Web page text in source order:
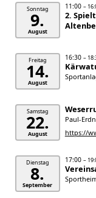
Sonntag
9.
August
11:00 –
2.
Freitag
14.
August
16:30 –
Samstag
22.
August
Paul-
https://
Dienstag
8.
September
17:00 –